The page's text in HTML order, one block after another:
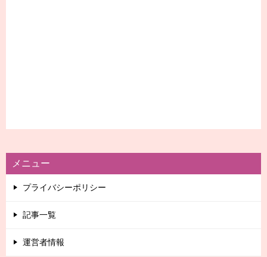
メニュー
プライバシーポリシー
記事一覧
運営者情報